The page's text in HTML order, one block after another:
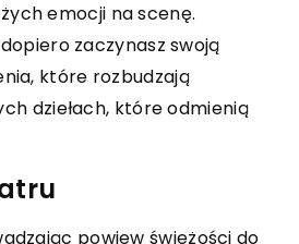
emocji na scenę.
zaczynasz swoją
które rozbudzają
dziełach, które odmienią
powiew świeżości do
INNE
2023
przygotować się do podróży z
z dzieckiem wiąże się z
i długim